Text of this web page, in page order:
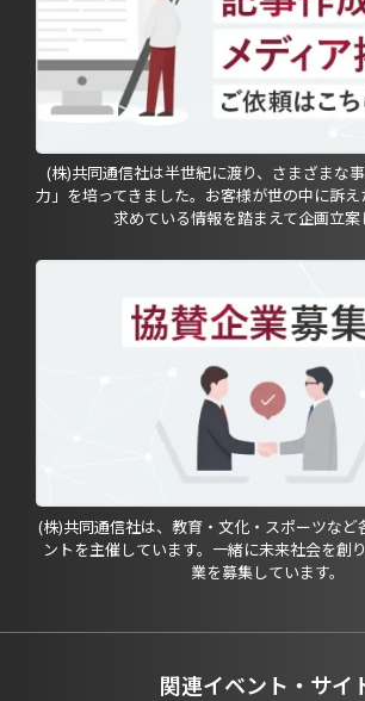
(株)共同通信社は半世紀に渡り、さまざまな
力」を培ってきました。お客様が世の中に訴
求めている情報を踏まえて企画立案
(株)共同通信社は、教育・文化・スポーツなど
ントを主催しています。一緒に未来社会を創
業を募集しています。
関連イベント・サイ